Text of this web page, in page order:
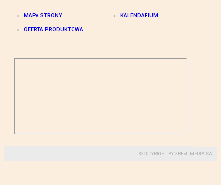
MAPA STRONY KALENDARIUM
OFERTA PRODUKTOWA
© COPYRIGHT BY GREMI MEDIA SA